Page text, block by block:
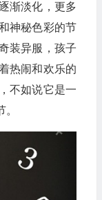
渐淡化，更多
神秘色彩的节
装异服，孩子
热闹和欢乐的
不如说它是一